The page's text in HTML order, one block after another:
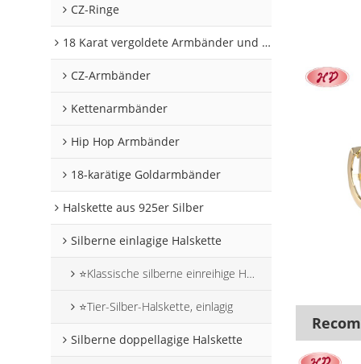
CZ-Ringe
18 Karat vergoldete Armbänder und Armreifen
CZ-Armbänder
Kettenarmbänder
Hip Hop Armbänder
18-karätige Goldarmbänder
Halskette aus 925er Silber
Silberne einlagige Halskette
⭐Klassische silberne einreihige Halskette
⭐Tier-Silber-Halskette, einlagig
Silberne doppellagige Halskette